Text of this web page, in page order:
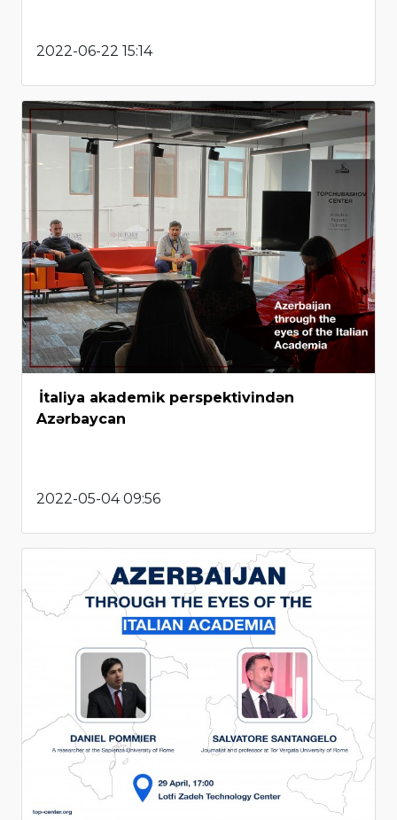
2022-06-22 15:14
İtaliya akademik perspektivindən
Azərbaycan
2022-05-04 09:56